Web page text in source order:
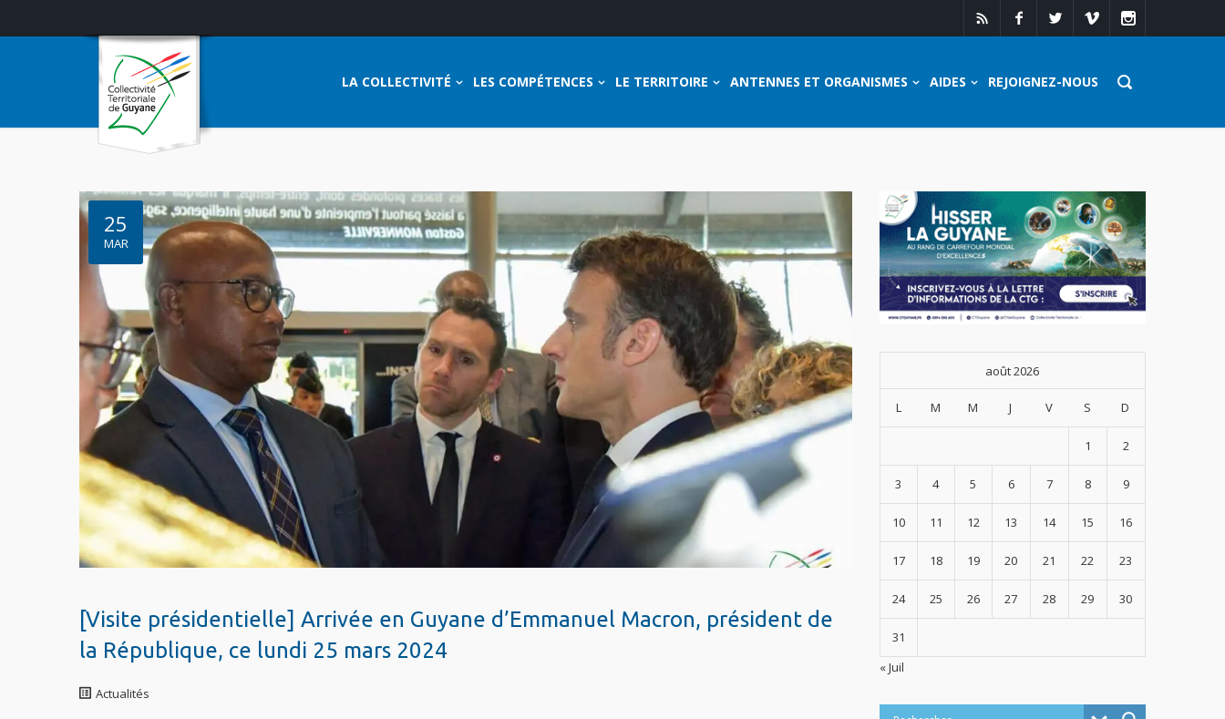
LA COLLECTIVITÉ LES COMPÉTENCES LE TERRITOIRE ANTENNES ET ORGANISMES AIDES REJOIGNEZ-NOUS
25
MAR
[Visite présidentielle] Arrivée en Guyane d’Emmanuel Macron, président de
la République, ce lundi 25 mars 2024
Actualités
août 2026
L M M J V S D
1 2
3 4 5 6 7 8 9
10 11 12 13 14 15 16
17 18 19 20 21 22 23
24 25 26 27 28 29 30
31
« Juil